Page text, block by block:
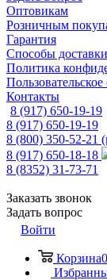
Оптовикам
Розничным
Гарантия
Способы
Политика
Контакты
8 (917) 650-19-19
8 (917) 650-19-19
8 (800) 350-52-21
8 (917) 650-18-18
8 (8352) 31-73-71
Заказать звонок
Задать вопрос
Войти
Корзина0